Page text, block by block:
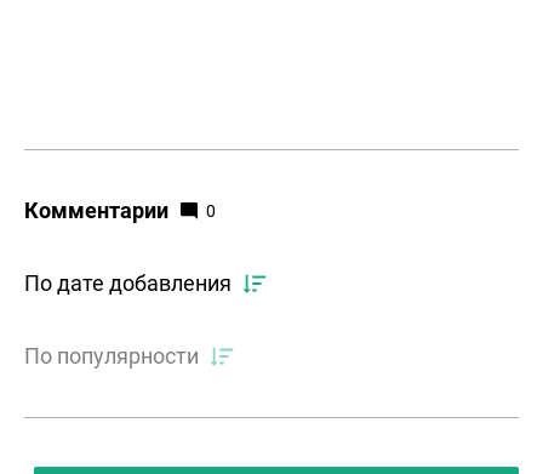
Комментарии 0
По дате добавления
По популярности